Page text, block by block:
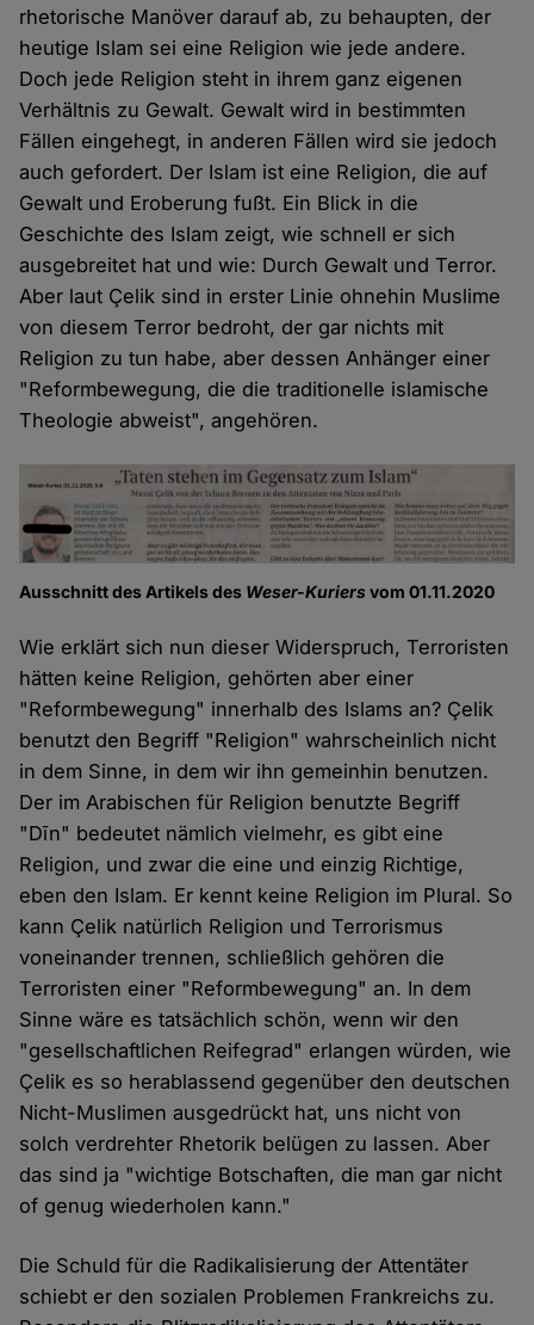
rhetorische Manöver darauf ab, zu behaupten, der
heutige Islam sei eine Religion wie jede andere.
Doch jede Religion steht in ihrem ganz eigenen
Verhältnis zu Gewalt. Gewalt wird in bestimmten
Fällen eingehegt, in anderen Fällen wird sie jedoch
auch gefordert. Der Islam ist eine Religion, die auf
Gewalt und Eroberung fußt. Ein Blick in die
Geschichte des Islam zeigt, wie schnell er sich
ausgebreitet hat und wie: Durch Gewalt und Terror.
Aber laut Çelik sind in erster Linie ohnehin Muslime
von diesem Terror bedroht, der gar nichts mit
Religion zu tun habe, aber dessen Anhänger einer
"Reformbewegung, die die traditionelle islamische
Theologie abweist", angehören.
Ausschnitt des Artikels des Weser-Kuriers vom 01.11.2020
Wie erklärt sich nun dieser Widerspruch, Terroristen
hätten keine Religion, gehörten aber einer
"Reformbewegung" innerhalb des Islams an? Çelik
benutzt den Begriff "Religion" wahrscheinlich nicht
in dem Sinne, in dem wir ihn gemeinhin benutzen.
Der im Arabischen für Religion benutzte Begriff
"Dīn" bedeutet nämlich vielmehr, es gibt eine
Religion, und zwar die eine und einzig Richtige,
eben den Islam. Er kennt keine Religion im Plural. So
kann Çelik natürlich Religion und Terrorismus
voneinander trennen, schließlich gehören die
Terroristen einer "Reformbewegung" an. In dem
Sinne wäre es tatsächlich schön, wenn wir den
"gesellschaftlichen Reifegrad" erlangen würden, wie
Çelik es so herablassend gegenüber den deutschen
Nicht-Muslimen ausgedrückt hat, uns nicht von
solch verdrehter Rhetorik belügen zu lassen. Aber
das sind ja "wichtige Botschaften, die man gar nicht
of genug wiederholen kann."
Die Schuld für die Radikalisierung der Attentäter
schiebt er den sozialen Problemen Frankreichs zu.